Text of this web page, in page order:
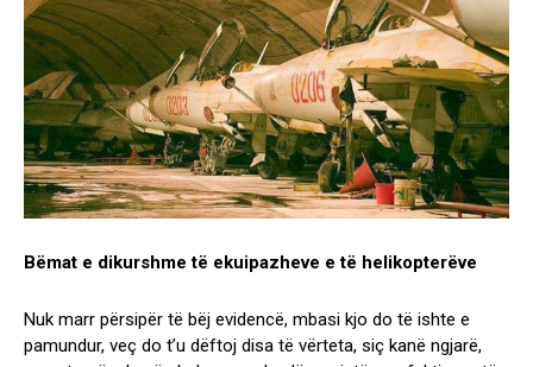
Bëmat e dikurshme të ekuipazheve e të helikopterëve
Nuk marr përsipër të bëj evidencë, mbasi kjo do të ishte e
pamundur, veç do t’u dëftoj disa të vërteta, siç kanë ngjarë,